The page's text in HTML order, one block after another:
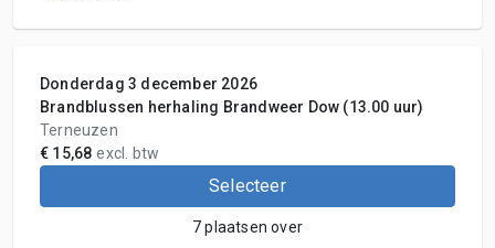
Donderdag 3 december 2026
Brandblussen herhaling Brandweer Dow (13.00 uur)
Terneuzen
€ 15,68 excl. btw
Selecteer
7 plaatsen over